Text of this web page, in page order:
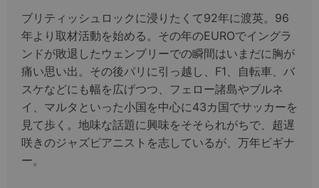
ブリティッシュロックに浸りたくて92年に渡英。96
年より取材活動を始める。その年のEUROでイングラ
ンドが敗退したウェンブリーでの瞬間はいまだに胸が
痛い思い出。その後パリに引っ越し、F1、自転車、バ
スケなどにも幅を広げつつ、フェロー諸島やブルネ
イ、マルタといった小国を中心に43カ国でサッカーを
見て歩く。地味な話題に興味をそそられがちで、超遅
咲きのジャズピアニストを志しているが、万年ビギナ
ー。